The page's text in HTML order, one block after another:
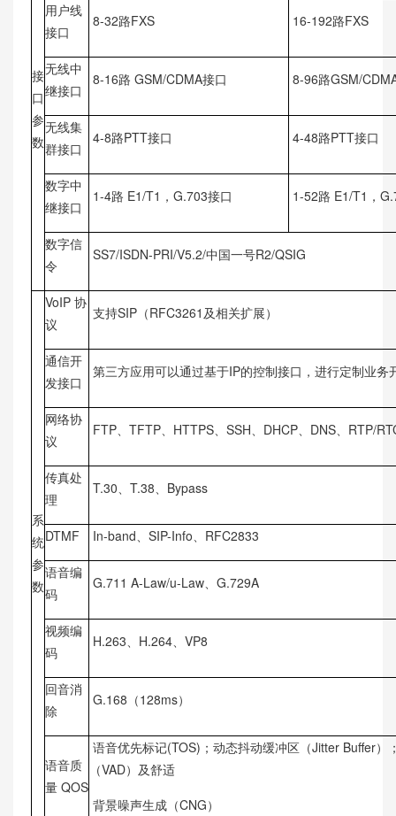
接
口
参
数
用户线
接口
8-32路FXS 16-192路FXS
无线中
继接口
8-16路 GSM/CDMA接口 8-96路GSM/
无线集
群接口
4-8路PTT接口 4-48路PTT接口
数字中
继接口
1-4路 E1/T1，G.703接口 1-52路 E1/T1，
数字信
令
SS7/ISDN-PRI/V5.2/中国一号R2/QSIG
系
统
参
数
VoIP 协
议
支持SIP（RFC3261及相关扩展）
通信开
发接口
第三方应用可以通过基于IP的控制接口，进行定制业务
网络协
议
FTP、TFTP、HTTPS、SSH、DHCP、DNS、RTP/
传真处
理
T.30、T.38、Bypass
DTMF In-band、SIP-Info、RFC2833
语音编
码
G.711 A-Law/u-Law、G.729A
视频编
码
H.263、H.264、VP8
回音消
除
G.168（128ms）
语音质
量 QOS
语音优先标记(TOS)；动态抖动缓冲区（Jitter Buffer）
（VAD）及舒适
背景噪声生成（CNG）